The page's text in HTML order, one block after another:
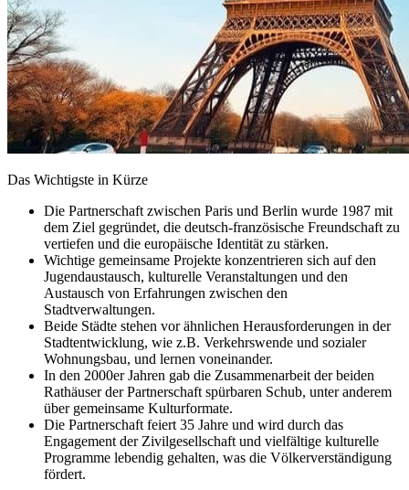
Das Wichtigste in Kürze
Die Partnerschaft zwischen Paris und Berlin wurde 1987 mit
dem Ziel gegründet, die deutsch-französische Freundschaft zu
vertiefen und die europäische Identität zu stärken.
Wichtige gemeinsame Projekte konzentrieren sich auf den
Jugendaustausch, kulturelle Veranstaltungen und den
Austausch von Erfahrungen zwischen den
Stadtverwaltungen.
Beide Städte stehen vor ähnlichen Herausforderungen in der
Stadtentwicklung, wie z.B. Verkehrswende und sozialer
Wohnungsbau, und lernen voneinander.
In den 2000er Jahren gab die Zusammenarbeit der beiden
Rathäuser der Partnerschaft spürbaren Schub, unter anderem
über gemeinsame Kulturformate.
Die Partnerschaft feiert 35 Jahre und wird durch das
Engagement der Zivilgesellschaft und vielfältige kulturelle
Programme lebendig gehalten, was die Völkerverständigung
fördert.